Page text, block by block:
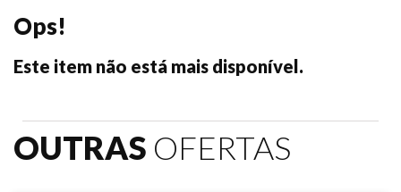
Ops!
Este item não está mais disponível.
OUTRAS OFERTAS